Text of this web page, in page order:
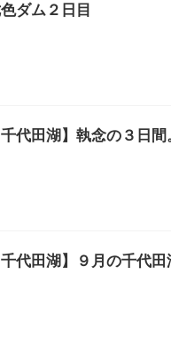
ダム２日目
千代田湖】執念の３日間
千代田湖】９月の千代